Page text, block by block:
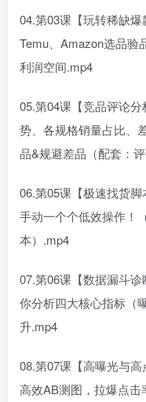
04.第03课【玩转稀缺
Temu、Amazon选品验
利润空间.mp4
05.第04课【竞品评论
势、各规格销量占比、
品&规避差品（配套：
06.第05课【极速找货
手动一个个低效操作！
本）.mp4
07.第06课【数据漏斗
你分析四大核心指标（
升.mp4
08.第07课【高曝光与
高效AB测图，拉爆点击